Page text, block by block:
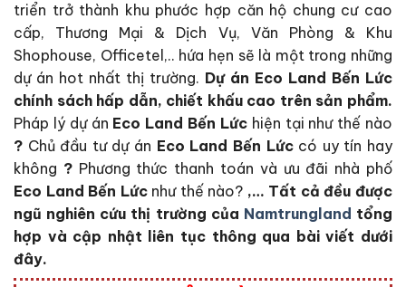
triển trở thành khu phước hợp căn hộ chung cư cao
cấp, Thương Mại & Dịch Vụ, Văn Phòng & Khu
Shophouse, Officetel,.. hứa hẹn sẽ là một trong những
dự án hot nhất thị trường. Dự án Eco Land Bến Lức
chính sách hấp dẫn, chiết khấu cao trên sản phẩm.
Pháp lý dự án Eco Land Bến Lức hiện tại như thế nào
? Chủ đầu tư dự án Eco Land Bến Lức có uy tín hay
không ? Phương thức thanh toán và ưu đãi nhà phố
Eco Land Bến Lức như thế nào? ,… Tất cả đều được
ngũ nghiên cứu thị trường của Namtrungland tổng
hợp và cập nhật liên tục thông qua bài viết dưới
đây.